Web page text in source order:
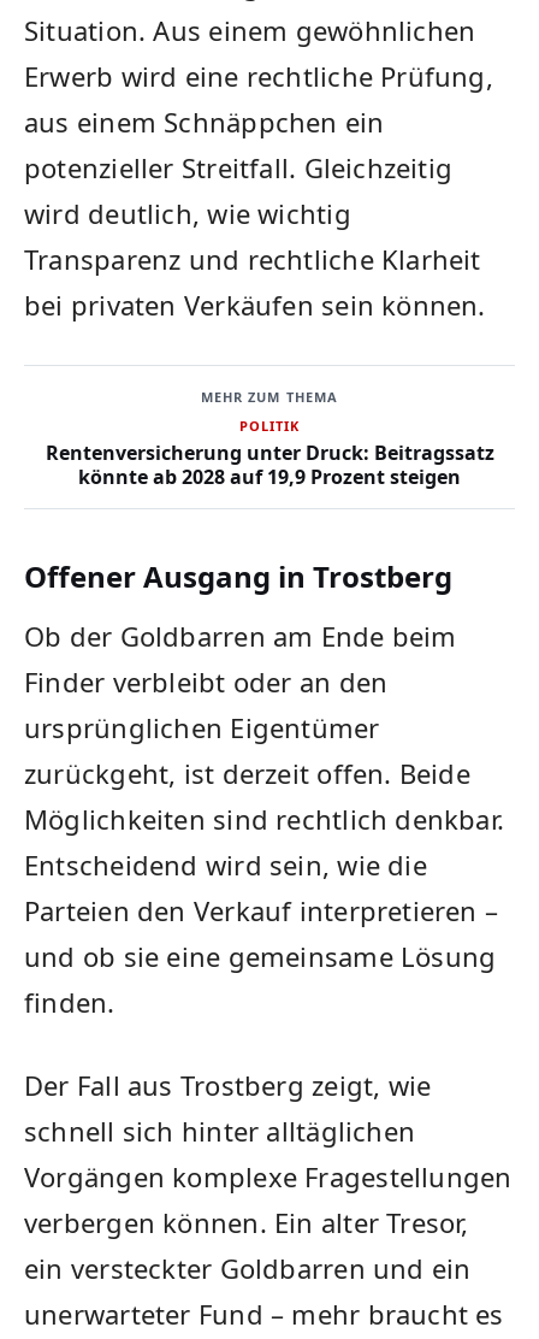
Situation. Aus einem gewöhnlichen
Erwerb wird eine rechtliche Prüfung,
aus einem Schnäppchen ein
potenzieller Streitfall. Gleichzeitig
wird deutlich, wie wichtig
Transparenz und rechtliche Klarheit
bei privaten Verkäufen sein können.
MEHR ZUM THEMA
POLITIK
Rentenversicherung unter Druck: Beitragssatz
könnte ab 2028 auf 19,9 Prozent steigen
Offener Ausgang in Trostberg
Ob der Goldbarren am Ende beim
Finder verbleibt oder an den
ursprünglichen Eigentümer
zurückgeht, ist derzeit offen. Beide
Möglichkeiten sind rechtlich denkbar.
Entscheidend wird sein, wie die
Parteien den Verkauf interpretieren –
und ob sie eine gemeinsame Lösung
finden.
Der Fall aus Trostberg zeigt, wie
schnell sich hinter alltäglichen
Vorgängen komplexe Fragestellungen
verbergen können. Ein alter Tresor,
ein versteckter Goldbarren und ein
unerwarteter Fund – mehr braucht es